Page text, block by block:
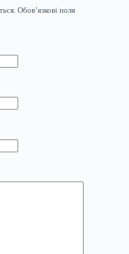
Обов’язкові поля